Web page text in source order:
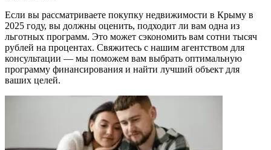
Если вы рассматриваете покупку недвижимости в Крыму в
2025 году, вы должны оценить, подходит ли вам одна из
льготных программ. Это может сэкономить вам сотни тысяч
рублей на процентах. Свяжитесь с нашим агентством для
консультации — мы поможем вам выбрать оптимальную
программу финансирования и найти лучший объект для
ваших целей.